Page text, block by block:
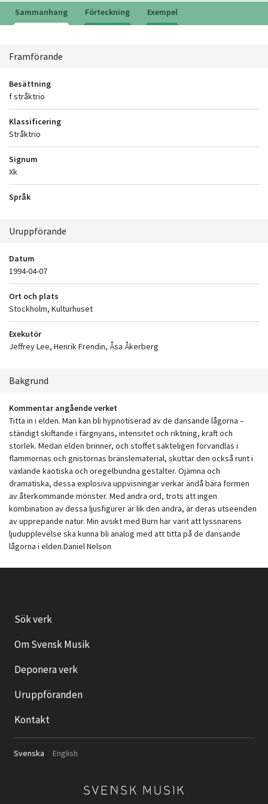
Sammanhang Förteckning Exempel
Framförande
Besättning
f stråktrio
Klassificering
Stråktrio
Signum
Xk
Språk
Uruppförande
Datum
1994-04-07
Ort och plats
Stockholm, Kulturhuset
Exekutör
Jeffrey Lee, Henrik Frendin, Åsa Åkerberg
Bakgrund
Kommentar angående verket
Titta in i elden. Man kan bli hypnotiserad av de dansande lågorna –
ständigt skiftande i färgnyans, intensitet och riktning, kraft och
storlek. Medan elden brinner, och stoffet sakteligen förvandlas i
flammornas och gnistornas bränslematerial, skuttar den också runt i
växlande kaotiska och oregelbundna gestalter. Ojämna och
dramatiska, dessa explosiva uppvisningar verkar ändå bära formen
av återkommande mönster. Med andra ord, trots att ingen
kombination av dessa ljusfigurer är lik den andra, är deras utseenden
av upprepande natur. Min avsikt med Burn har varit att lyssnarens
ljudupplevelse ska kunna bli analog med att titta på de dansande
lågorna i elden.Daniel Nelson
Sök verk
Om Svensk Musik
Deponera verk
Uruppföranden
Kontakt
Svenska English